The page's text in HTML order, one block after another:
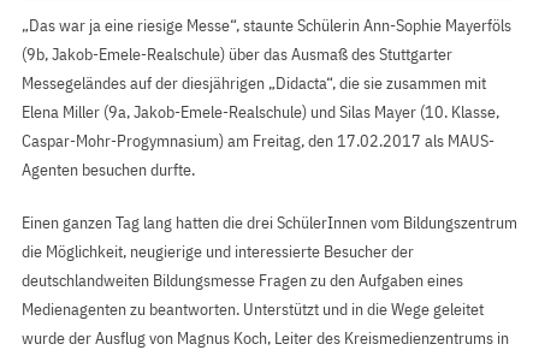
„Das war ja eine riesige Messe“, staunte Schülerin Ann-Sophie Mayerföls
(9b, Jakob-Emele-Realschule) über das Ausmaß des Stuttgarter
Messegeländes auf der diesjährigen „Didacta“, die sie zusammen mit
Elena Miller (9a, Jakob-Emele-Realschule) und Silas Mayer (10. Klasse,
Caspar-Mohr-Progymnasium) am Freitag, den 17.02.2017 als MAUS-
Agenten besuchen durfte.
Einen ganzen Tag lang hatten die drei SchülerInnen vom Bildungszentrum
die Möglichkeit, neugierige und interessierte Besucher der
deutschlandweiten Bildungsmesse Fragen zu den Aufgaben eines
Medienagenten zu beantworten. Unterstützt und in die Wege geleitet
wurde der Ausflug von Magnus Koch, Leiter des Kreismedienzentrums in